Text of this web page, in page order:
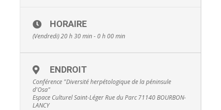
HORAIRE
(Vendredi) 20 h 30 min - 0 h 00 min
ENDROIT
Conférence "Diversité herpétologique de la péninsule
d'Osa"
Espace Culturel Saint-Léger Rue du Parc 71140 BOURBON-
LANCY